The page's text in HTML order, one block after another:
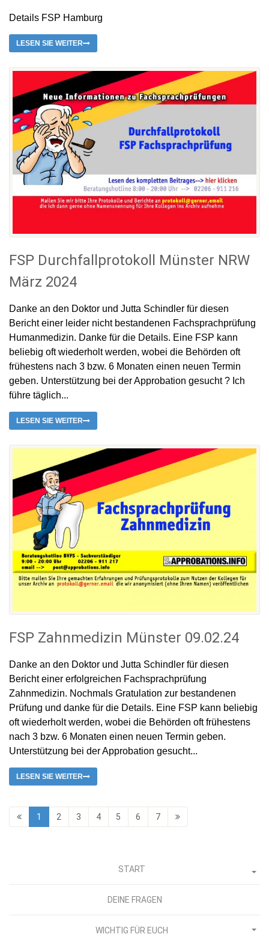
Details FSP Hamburg
LESEN SIE WEITER
FSP Durchfallprotokoll Münster NRW
März 2024
Danke an den Doktor und Jutta Schindler für diesen
Bericht einer leider nicht bestandenen Fachsprachprüfung
Humanmedizin. Danke für die Details. Eine FSP kann
beliebig oft wiederholt werden, wobei die Behörden oft
frühestens nach 3 bzw. 6 Monaten einen neuen Termin
geben. Unterstützung bei der Approbation gesucht ? Ich
führe täglich...
LESEN SIE WEITER
FSP Zahnmedizin Münster 09.02.24
Danke an den Doktor und Jutta Schindler für diesen
Bericht einer erfolgreichen Fachsprachprüfung
Zahnmedizin. Nochmals Gratulation zur bestandenen
Prüfung und danke für die Details. Eine FSP kann beliebig
oft wiederholt werden, wobei die Behörden oft frühestens
nach 3 bzw. 6 Monaten einen neuen Termin geben.
Unterstützung bei der Approbation gesucht...
LESEN SIE WEITER
1 2 3 4 5 6 7
START
DEINE FRAGEN
WICHTIG FÜR EUCH